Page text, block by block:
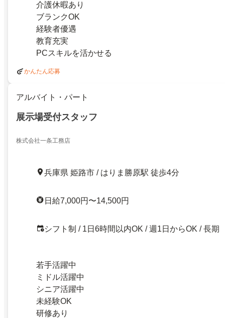
介護休暇あり
ブランクOK
経験者優遇
教育充実
PCスキルを活かせる
かんたん応募
アルバイト・パート
展示場受付スタッフ
株式会社一条工務店
兵庫県 姫路市 / はりま勝原駅 徒歩4分
日給7,000円〜14,500円
シフト制 / 1日6時間以内OK / 週1日からOK / 長期
若手活躍中
ミドル活躍中
シニア活躍中
未経験OK
研修あり